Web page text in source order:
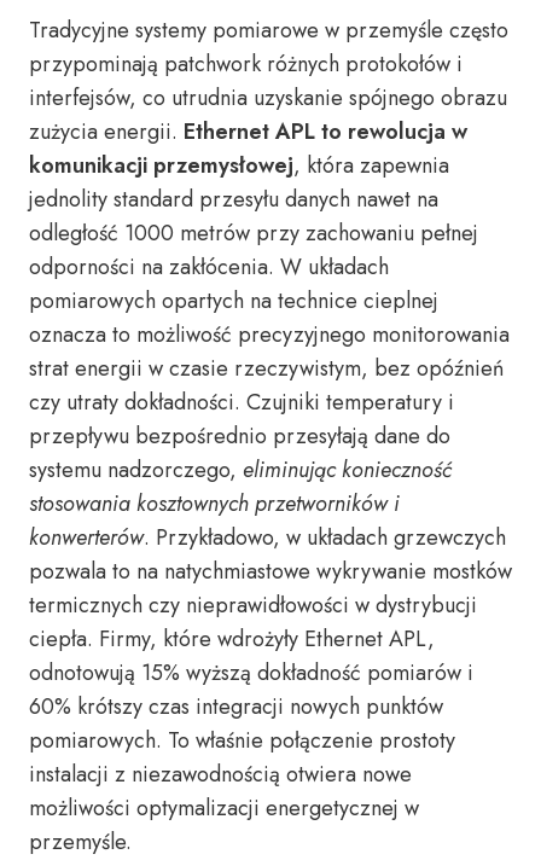
Tradycyjne systemy pomiarowe w przemyśle często
przypominają patchwork różnych protokołów i
interfejsów, co utrudnia uzyskanie spójnego obrazu
zużycia energii. Ethernet APL to rewolucja w
komunikacji przemysłowej, która zapewnia
jednolity standard przesyłu danych nawet na
odległość 1000 metrów przy zachowaniu pełnej
odporności na zakłócenia. W układach
pomiarowych opartych na technice cieplnej
oznacza to możliwość precyzyjnego monitorowania
strat energii w czasie rzeczywistym, bez opóźnień
czy utraty dokładności. Czujniki temperatury i
przepływu bezpośrednio przesyłają dane do
systemu nadzorczego, eliminując konieczność
stosowania kosztownych przetworników i
konwerterów. Przykładowo, w układach grzewczych
pozwala to na natychmiastowe wykrywanie mostków
termicznych czy nieprawidłowości w dystrybucji
ciepła. Firmy, które wdrożyły Ethernet APL,
odnotowują 15% wyższą dokładność pomiarów i
60% krótszy czas integracji nowych punktów
pomiarowych. To właśnie połączenie prostoty
instalacji z niezawodnością otwiera nowe
możliwości optymalizacji energetycznej w
przemyśle.